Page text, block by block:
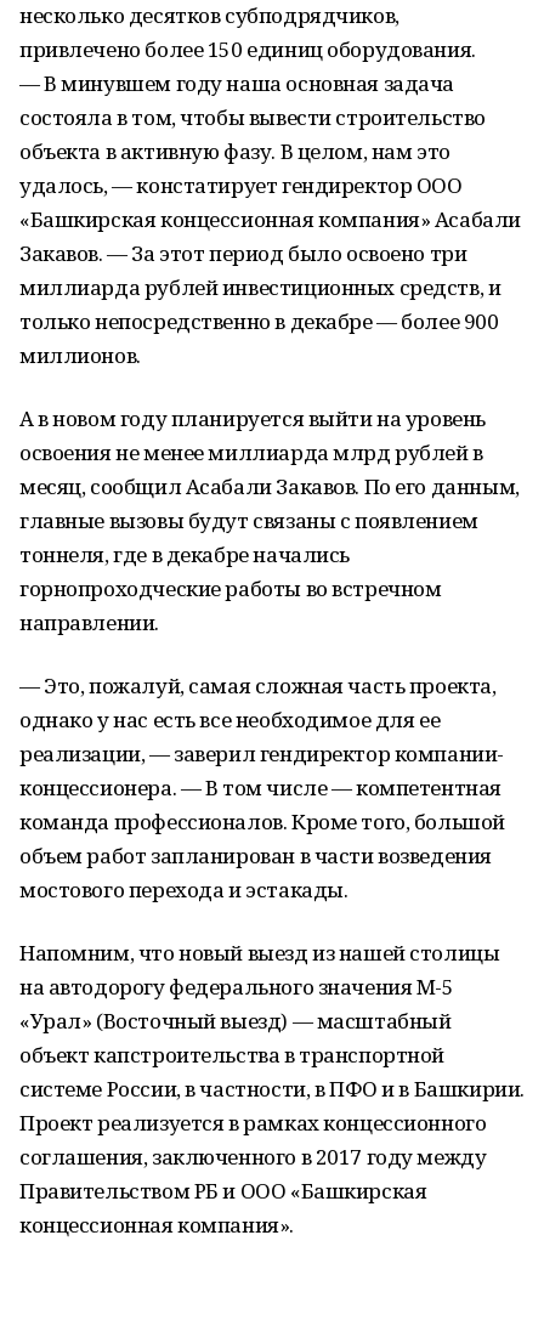
несколько десятков субподрядчиков,
привлечено более 150 единиц оборудования.
— В минувшем году наша основная задача
состояла в том, чтобы вывести строительство
объекта в активную фазу. В целом, нам это
удалось, — констатирует гендиректор ООО
«Башкирская концессионная компания» Асабали
Закавов. — За этот период было освоено три
миллиарда рублей инвестиционных средств, и
только непосредственно в декабре — более 900
миллионов.
А в новом году планируется выйти на уровень
освоения не менее миллиарда млрд рублей в
месяц, сообщил Асабали Закавов. По его данным,
главные вызовы будут связаны с появлением
тоннеля, где в декабре начались
горнопроходческие работы во встречном
направлении.
— Это, пожалуй, самая сложная часть проекта,
однако у нас есть все необходимое для ее
реализации, — заверил гендиректор компании-
концессионера. — В том числе — компетентная
команда профессионалов. Кроме того, большой
объем работ запланирован в части возведения
мостового перехода и эстакады.
Напомним, что новый выезд из нашей столицы
на автодорогу федерального значения М-5
«Урал» (Восточный выезд) — масштабный
объект капстроительства в транспортной
системе России, в частности, в ПФО и в Башкирии.
Проект реализуется в рамках концессионного
соглашения, заключенного в 2017 году между
Правительством РБ и ООО «Башкирская
концессионная компания».